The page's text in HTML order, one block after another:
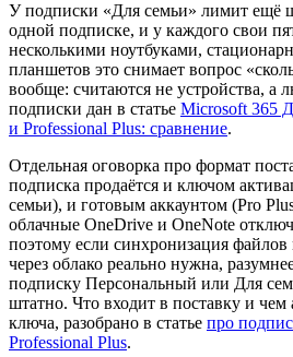
У подписки «Для семьи» лимит ещё
одной подписке, и у каждого свои
несколькими ноутбуками,
планшетов это снимает вопрос
вообще: считаются не устройства, а
подписки дан в статье Microsoft 365
и Professional Plus: сравнение.
Отдельная оговорка про формат
подписка продаётся и ключом
семьи), и готовым аккаунтом (Pro
облачные OneDrive и OneNote
поэтому если синхронизация
через облако реально нужна,
подписку Персональный или Для
штатно. Что входит в поставку и чем
ключа, разобрано в статье про
Professional Plus.